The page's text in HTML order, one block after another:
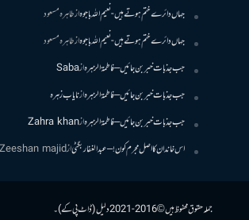
جہاں دائرے ختم ہوتے ہیں- نعیم اللہ باجوہازطاہرہ مسعود
جہاں دائرے ختم ہوتے ہیں- نعیم اللہ باجوہازطاہرہ مسعود
جب جذبات خبر بن جائیں – فاطمۃالزہرہازSaba
جب جذبات خبر بن جائیں – فاطمۃالزہرہازنایاب زہرہ
جب جذبات خبر بن جائیں – فاطمۃالزہرہازZahra khan
اس خاندان کا اصل مجرم کون! – عبدالغفار بگٹیازZeeshan majid
جملہ حقوق محفوظ ہیں © 2016-2021 دلیل (ڈاٹ پی کے)۔